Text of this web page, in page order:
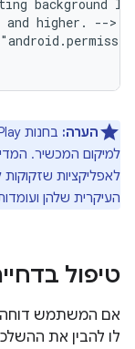
background
and higher.
הערה: בחנות Google Play יש
למיקום המכשיר.
לאפליקציות שזקוקות
העיקרית שלהן
טיפול
אם המשתמש דוחה
לו להבין את